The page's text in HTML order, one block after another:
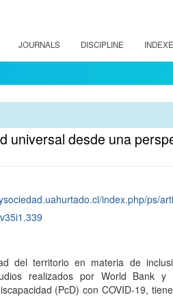
JOURNALS DISCIPLINE
universal desde una
index.php/ps/
del territorio en materia de
realizados por World Bank y
(PcD) con COVID-19,